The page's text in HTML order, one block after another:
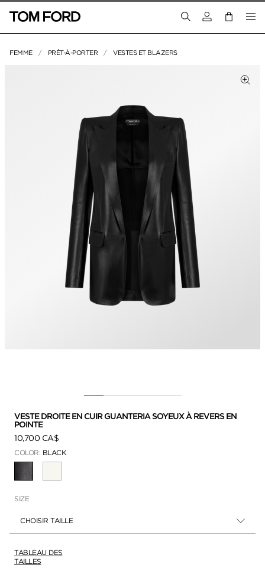
Connectez-
FEMME PRÊT-À-PORTER VESTES ET BLAZERS
VESTE DROITE EN CUIR GUANTERIA SOYEUX À REVERS EN
POINTE
10,700 CA$
COLOR: BLACK
SIZE
CHOISIR TAILLE
TABLEAU DES
TAILLES